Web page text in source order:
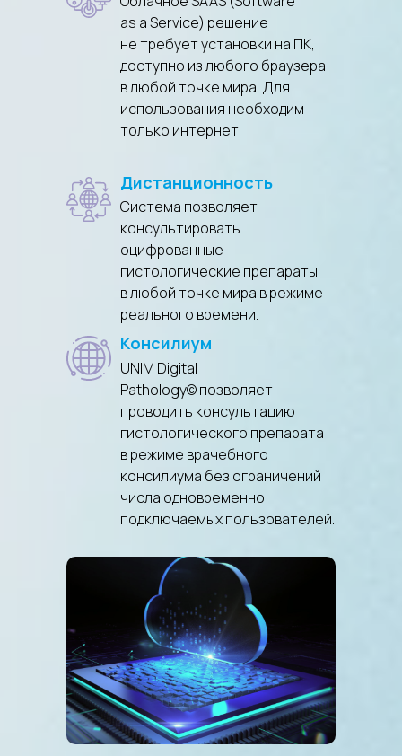
as a Service) решение
не требует установки на ПК,
доступно из любого браузера
в любой точке мира. Для
использования необходим
только интернет.
Система позволяет
консультировать
оцифрованные
гистологические препараты
в любой точке мира в режиме
реального времени.
Дистанционность
UNIM Digital
Pathology© позволяет
проводить консультацию
гистологического препарата
в режиме врачебного
консилиума без ограничений
числа одновременно
подключаемых пользователей.
Консилиум